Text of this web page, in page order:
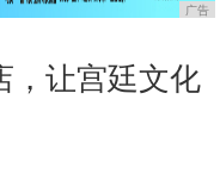
广告
，让宫廷文化